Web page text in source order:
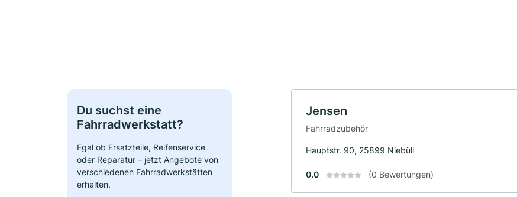
Du suchst eine
Fahrradwerkstatt?
Egal ob Ersatzteile, Reifenservice
oder Reparatur – jetzt Angebote von
verschiedenen Fahrradwerkstätten
erhalten.
Jensen
Fahrradzubehör
Hauptstr. 90, 25899 Niebüll
0.0 (0 Bewertungen)